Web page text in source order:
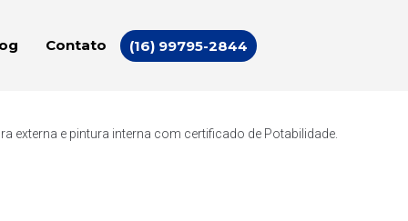
Contato (16) 99795-2844
e pintura interna com certificado de Potabilidade.